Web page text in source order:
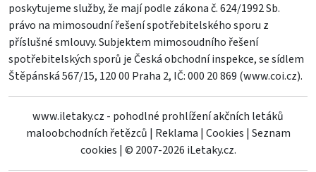
poskytujeme služby, že mají podle zákona č. 624/1992 Sb.
právo na mimosoudní řešení spotřebitelského sporu z
příslušné smlouvy. Subjektem mimosoudního řešení
spotřebitelských sporů je Česká obchodní inspekce, se sídlem
Štěpánská 567/15, 120 00 Praha 2, IČ: 000 20 869 (www.coi.cz).
www.iletaky.cz - pohodlné prohlížení akčních letáků
maloobchodních řetězců | Reklama | Cookies | Seznam
cookies | © 2007-2026 iLetaky.cz.